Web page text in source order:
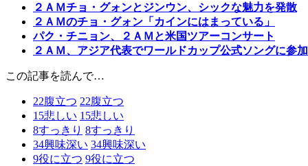
２ＡＭチョ・グォンとジンウン、シックな魅力を発散
２ＡＭのチョ・グォン「カインにはまっている」
パク・チニョン、２ＡＭと米国ツアーコンサート
２ＡＭ、アジア代表でワールドカップ公式ソングに参加
この記事を読んで…
22腹立つ 22腹立つ
15悲しい 15悲しい
8すっきり 8すっきり
34興味深い 34興味深い
9役に立つ 9役に立つ